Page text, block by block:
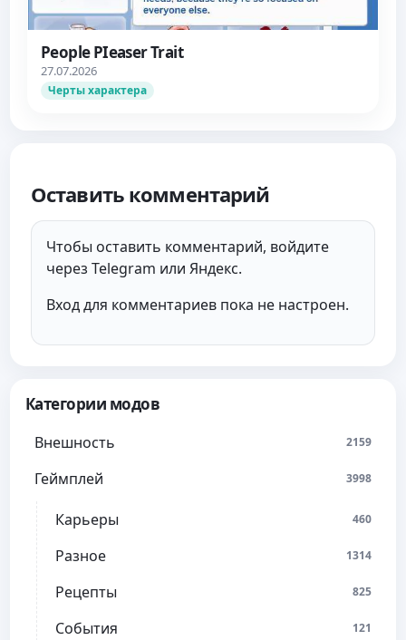
Категории модов
Внешность 2159
Геймплей 3998
Карьеры 460
Разное 1314
Рецепты 825
События 121
People PIeaser Trait
27.07.2026
Черты характера
Оставить комментарий
Чтобы оставить комментарий, войдите
через Telegram или Яндекс.
Вход для комментариев пока не настроен.